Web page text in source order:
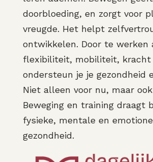
doorbloeding, en zorgt voor
vreugde. Het helpt
ontwikkelen. Door te werken
flexibiliteit, mobiliteit, kracht
ondersteun je je gezondheid
Niet alleen voor nu, maar
Beweging en training draagt
fysieke, mentale en
gezondheid.